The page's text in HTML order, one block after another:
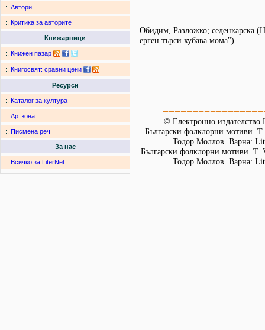
:. Автори
:. Критика за авторите
Книжарници
:. Книжен пазар
:. Книгосвят: сравни цени
Ресурси
:. Каталог за култура
:. Артзона
:. Писмена реч
За нас
:. Всичко за LiterNet
Обидим, Разложко;
ерген търси хубава мома").
© Електронно издателство
Български фолклорни мотиви.
Тодор Моллов. Варна:
Български фолклорни мотиви. Т.
Тодор Моллов. Варна: